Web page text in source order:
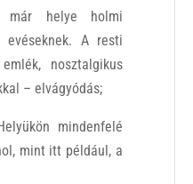
helye holmi
evéseknek. A resti
nosztalgikus
– elvágyódás;
mindenfelé
mint itt például, a